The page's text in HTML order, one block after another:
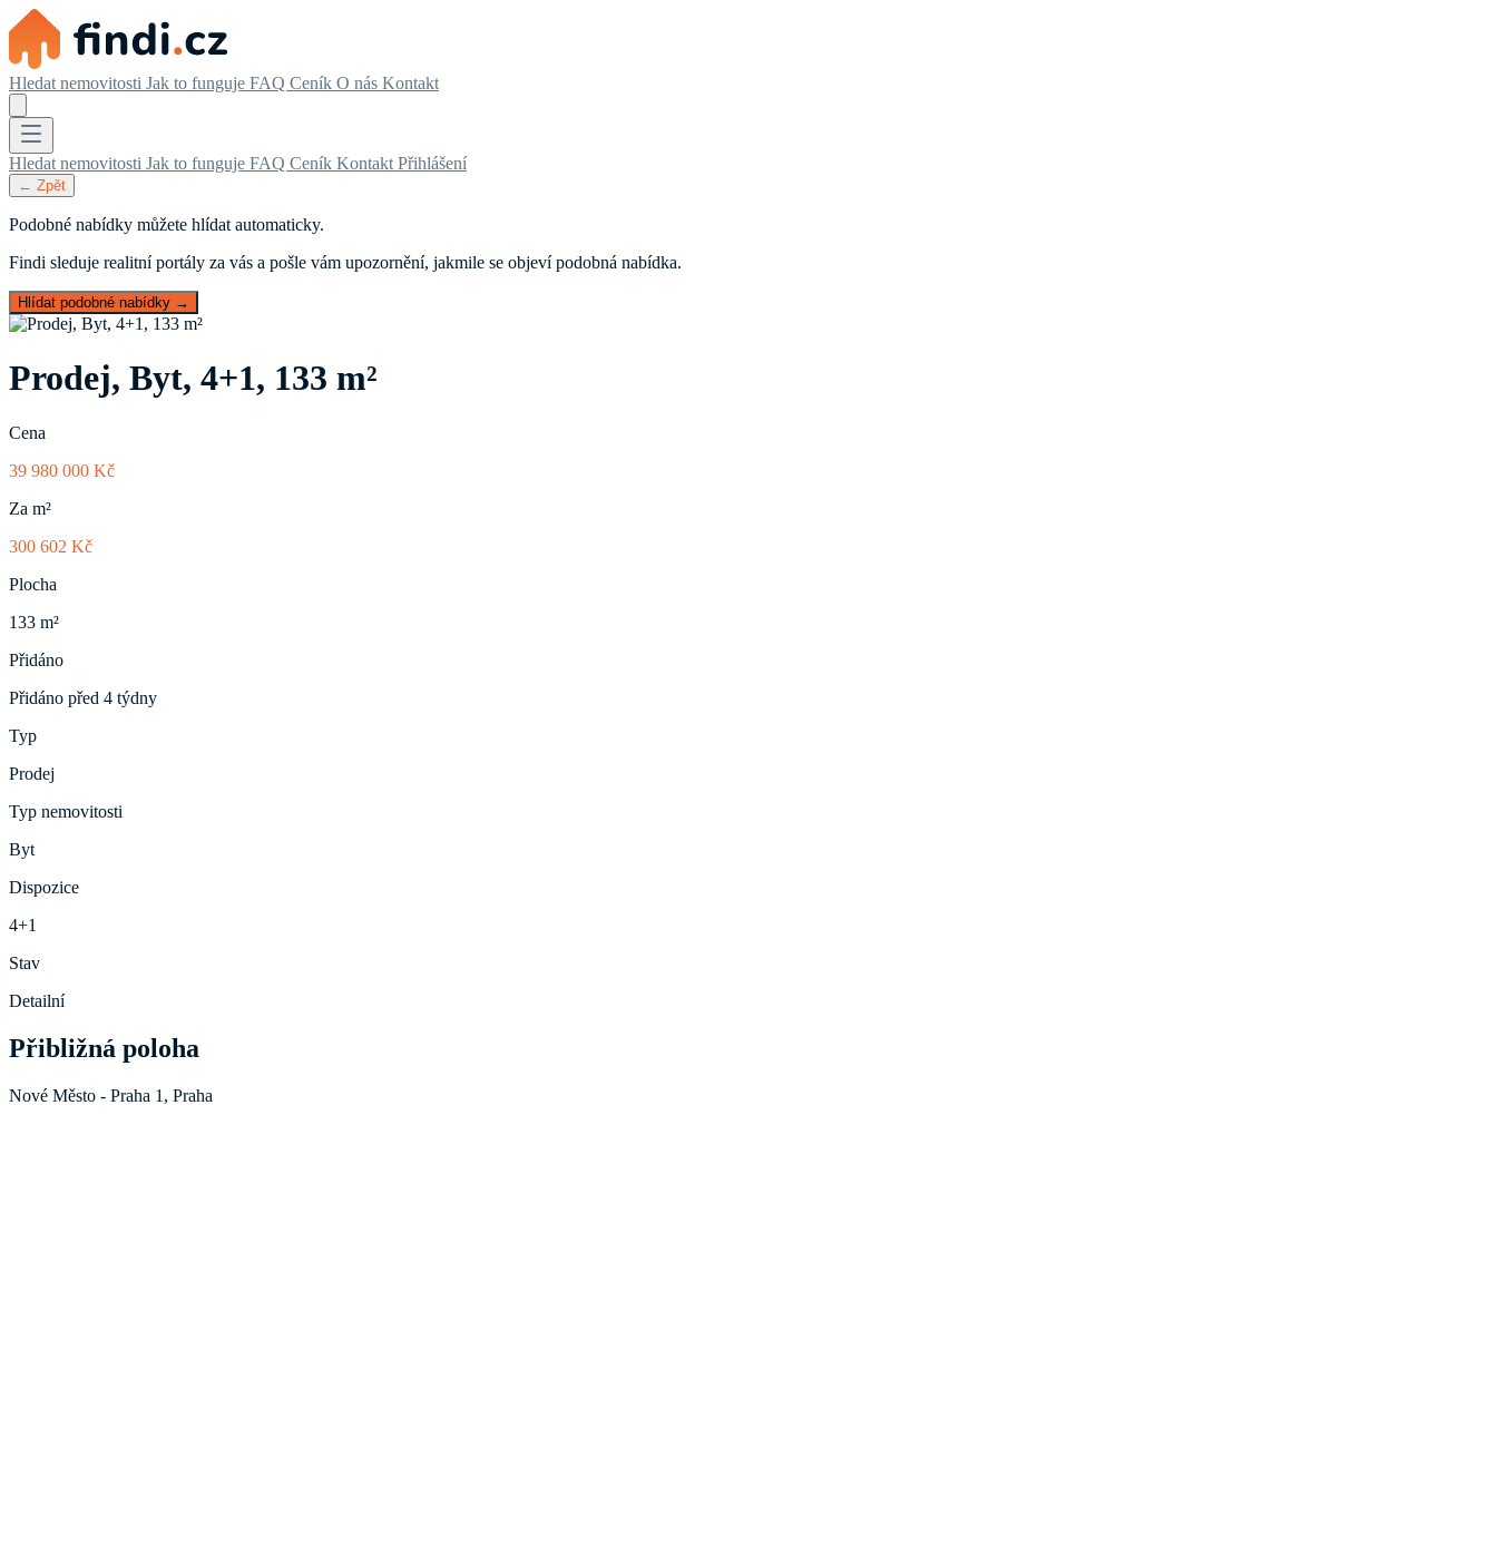
Hledat nemovitosti Jak to funguje FAQ Ceník O nás Kontakt
Hledat nemovitosti Jak to funguje FAQ Ceník Kontakt Přihlášení
← Zpět
Podobné nabídky můžete hlídat automaticky.
Findi sleduje realitní portály za vás a pošle vám upozornění, jakmile se objeví podobná nabídka.
Hlídat podobné nabídky →
Prodej, Byt, 4+1, 133 m²
Cena
39 980 000 Kč
Za m²
300 602 Kč
Plocha
133 m²
Přidáno
Přidáno před 4 týdny
Typ
Prodej
Typ nemovitosti
Byt
Dispozice
4+1
Stav
Detailní
Přibližná poloha
Nové Město - Praha 1, Praha